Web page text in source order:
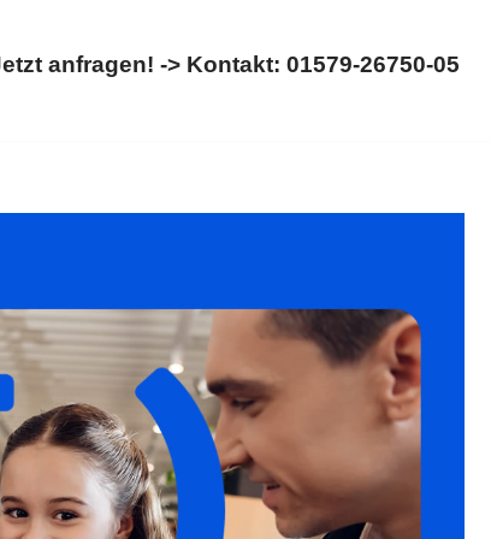
anfragen! -> Kontakt: 01579-26750-05
Melden Sie sich bei uns ✉.